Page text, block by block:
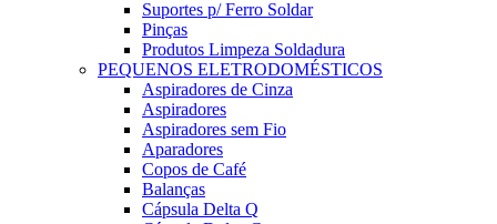
Suportes p/ Ferro Soldar
Pinças
Produtos Limpeza Soldadura
PEQUENOS ELETRODOMÉSTICOS
Aspiradores de Cinza
Aspiradores
Aspiradores sem Fio
Aparadores
Copos de Café
Balanças
Cápsula Delta Q